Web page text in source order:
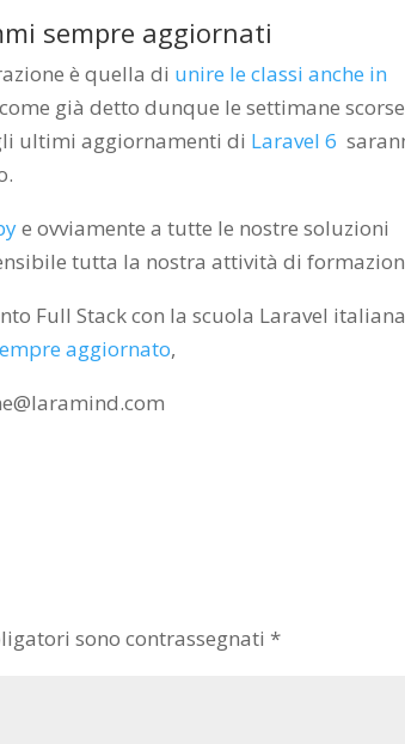
sempre aggiornati
è quella di unire le classi anche in
già detto dunque le settimane
ultimi aggiornamenti di Laravel 6
e ovviamente a tutte le nostre soluzioni
tutta la nostra attività di
Full Stack con la scuola Laravel
aggiornato,
sono contrassegnati *